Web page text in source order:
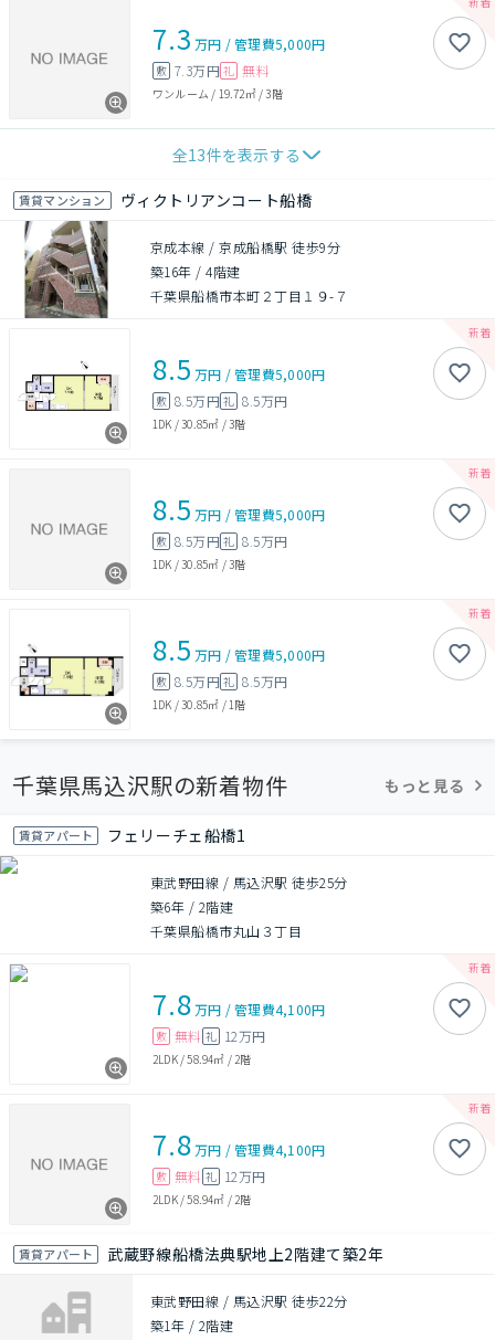
7.3 万円 /管理費5,000円
敷 7.3万円 礼 無料
ワンルーム / 19.72㎡/3階
全13件を表示する
賃貸マンション ヴィクトリアンコート船橋
京成本線 / 京成船橋駅 徒歩9分
築16年 /4階建
千葉県船橋市本町２丁目１９-７
8.5 万円 /管理費5,000円
敷 8.5万円礼 8.5万円
1DK /30.85㎡ /3階
8.5 万円 /管理費5,000円
敷 8.5万円礼 8.5万円
1DK /30.85㎡ /3階
8.5 万円 /管理費5,000円
敷 8.5万円礼 8.5万円
1DK /30.85㎡ / 1階
千葉県馬込沢駅の新着物件 もっと見る
賃貸アパート フェリーチェ船橋1
東武野田線 / 馬込沢駅 徒歩25分
築6年 / 2階建
千葉県船橋市丸山３丁目
7.8万円 /管理費4,100円
敷 無料 礼 12万円
2LDK/58.94㎡ / 2階
7.8万円 /管理費4,100円
敷 無料 礼 12万円
2LDK/58.94㎡ / 2階
賃貸アパート 武蔵野線船橋法典駅地上2階建て築2年
東武野田線 / 馬込沢駅 徒歩22分
築1年 / 2階建